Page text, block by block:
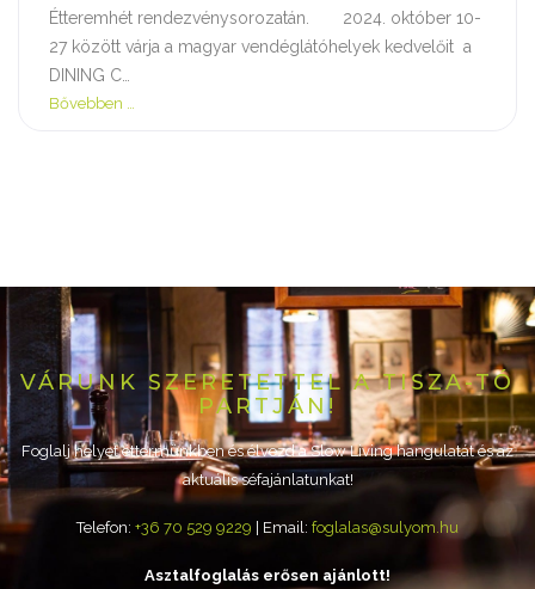
Étteremhét rendezvénysorozatán. 2024. október 10-
27 között várja a magyar vendéglátóhelyek kedvelőit a
DINING C…
Bővebben …
VÁRUNK SZERETETTEL A TISZA-TÓ
PARTJÁN!
Foglalj helyet éttermünkben és élvezd a Slow Living hangulatát és az
aktuális séfajánlatunkat!
Telefon: +36 70 529 9229 | Email: foglalas@sulyom.hu
Asztalfoglalás erősen ajánlott!